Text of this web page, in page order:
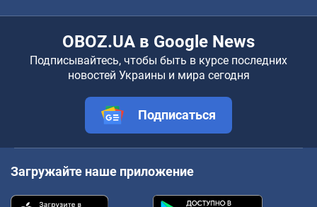
OBOZ.UA в Google News
Подписывайтесь, чтобы быть в курсе последних
новостей Украины и мира сегодня
Подписаться
Загружайте наше приложение